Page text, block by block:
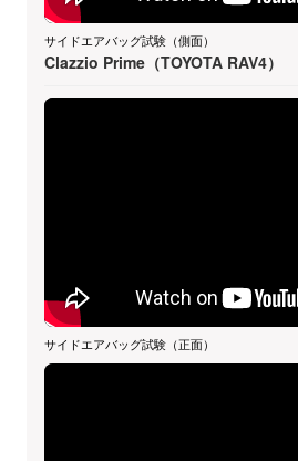
サイドエアバッグ試験（側面）
Clazzio Prime（TOYOTA RAV4）
サイドエアバッグ試験（正面）